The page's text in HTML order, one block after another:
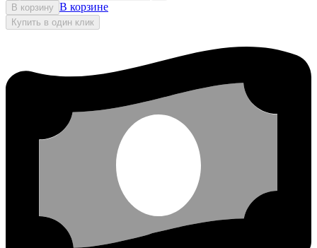
В корзину В корзине
Купить в один клик